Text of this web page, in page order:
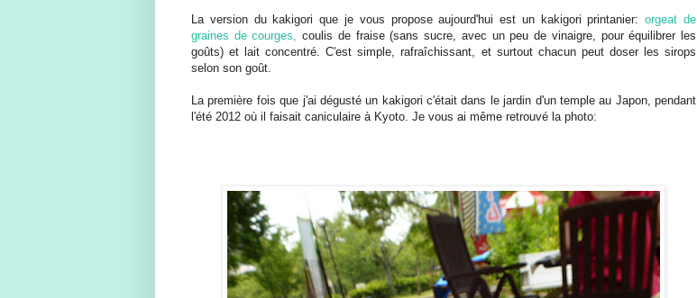
La version du kakigori que je vous propose aujourd'hui est un kakigori printanier:orgeat de
graines de courges,
coulis de fraise (sans sucre, avec un peu de vinaigre, pour équilibrer les
goûts) et lait concentré. C'est simple, rafraîchissant, et surtout chacun peut doser les sirops
selon son goût.
La première fois que j'ai dégusté un kakigori c'était dans le jardin d'un temple au Japon, pendant
l'été 2012 où il faisait caniculaire à Kyoto. Je vous ai même retrouvé la photo: